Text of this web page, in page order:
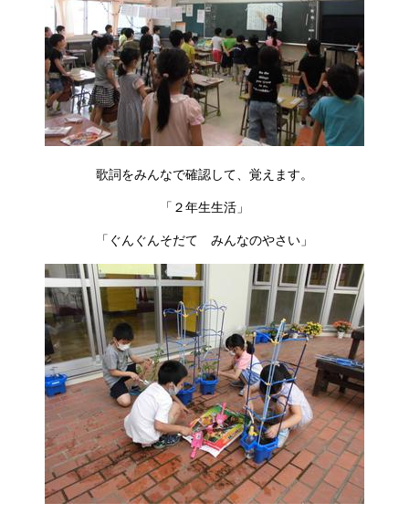
歌詞をみんなで確認して、覚えます。
「２年生生活」
「ぐんぐんそだて みんなのやさい」